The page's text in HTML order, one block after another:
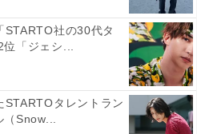
STARTO社の30代タ
「ジェシ...
STARTOタレントラン
Snow...